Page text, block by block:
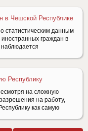
в Чешской Республике
статистическим данным
иностранных граждан в
Республику
на сложную
на работу,
как самую